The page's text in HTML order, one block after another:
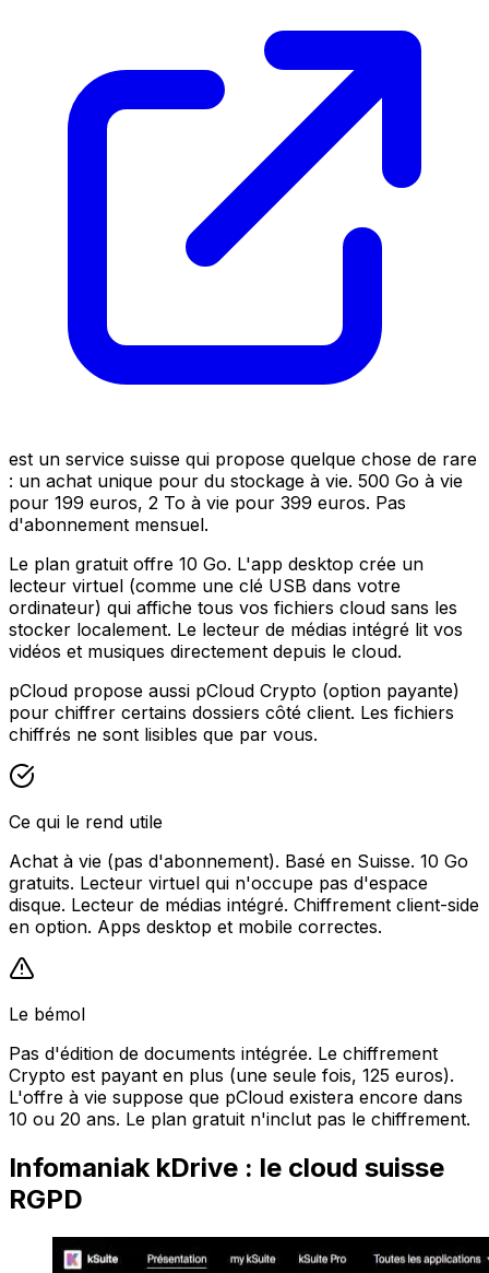
est un service suisse qui propose quelque chose de rare
: un achat unique pour du stockage à vie. 500 Go à vie
pour 199 euros, 2 To à vie pour 399 euros. Pas
d'abonnement mensuel.
Le plan gratuit offre 10 Go. L'app desktop crée un
lecteur virtuel (comme une clé USB dans votre
ordinateur) qui affiche tous vos fichiers cloud sans les
stocker localement. Le lecteur de médias intégré lit vos
vidéos et musiques directement depuis le cloud.
pCloud propose aussi pCloud Crypto (option payante)
pour chiffrer certains dossiers côté client. Les fichiers
chiffrés ne sont lisibles que par vous.
Ce qui le rend utile
Achat à vie (pas d'abonnement). Basé en Suisse. 10 Go
gratuits. Lecteur virtuel qui n'occupe pas d'espace
disque. Lecteur de médias intégré. Chiffrement client-side
en option. Apps desktop et mobile correctes.
Le bémol
Pas d'édition de documents intégrée. Le chiffrement
Crypto est payant en plus (une seule fois, 125 euros).
L'offre à vie suppose que pCloud existera encore dans
10 ou 20 ans. Le plan gratuit n'inclut pas le chiffrement.
Infomaniak kDrive : le cloud suisse
RGPD